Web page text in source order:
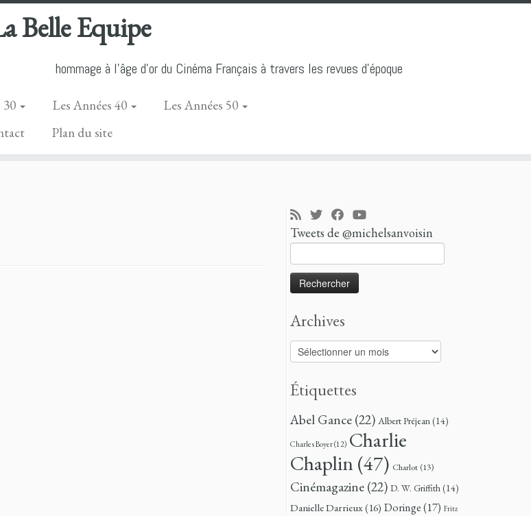
Belle Equipe
hommage à l'âge d'or du Cinéma Français à travers les revues d'époque
30 Les Années 40
Les Années 50
Plan du site
Tweets de @michelsanvoisin
Archives
Archives
Étiquettes
Abel Gance(22) Albert Préjean(14)
Charles Boyer(12) Charlie
Chaplin(47) Charlot (13)
Cinémagazine(22) D. W. Griffith(14)
Danielle Darrieux(16) Doringe(17) Fritz